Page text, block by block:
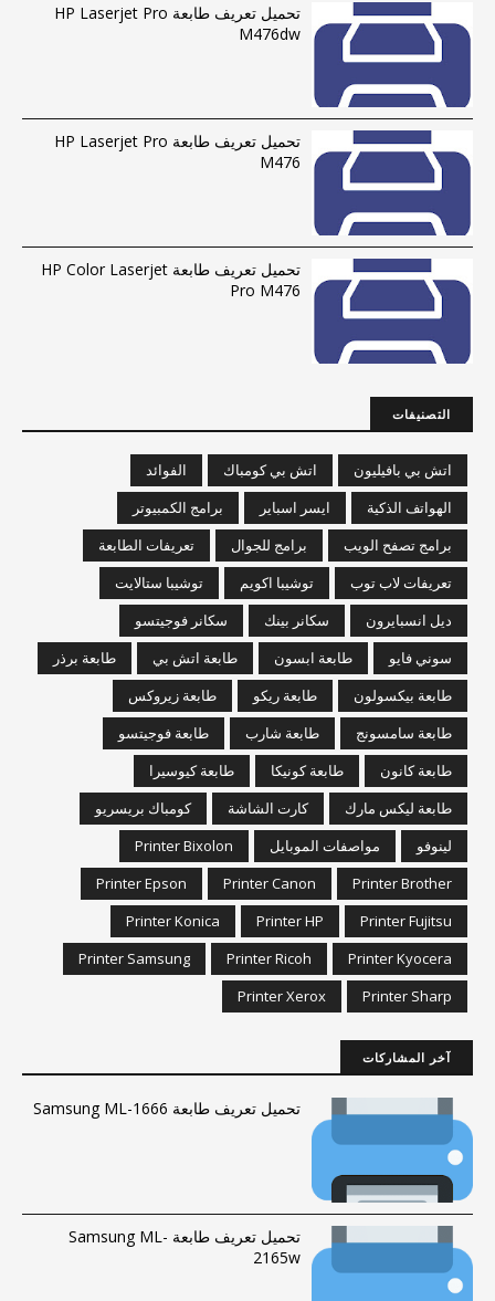
تحميل تعريف طابعة HP Laserjet Pro
M476dw
تحميل تعريف طابعة HP Laserjet Pro
M476
تحميل تعريف طابعة HP Color Laserjet
Pro M476
التصنيفات
اتش بي بافيليون اتش بي كومباك
الفوائد
الهواتف الذكية
ايسر اسباير
برامج الكمبيوتر
برامج تصفح الويب
برامج للجوال
تعريفات الطابعة
تعريفات لاب توب
توشيبا اكويم
توشيبا ستالايت
ديل انسبايرون
سكانر بينك
سكانر فوجيتسو
سوني فايو
طابعة ابسون طابعة اتش بي
طابعة برذر
طابعة بيكسولون
طابعة ريكو
طابعة زيروكس
طابعة سامسونج
طابعة شارب
طابعة فوجيتسو
طابعة كانون
طابعة كونيكا
طابعة كيوسيرا
طابعة ليكس مارك
كارت الشاشة
كومباك بريسريو
لينوفو
مواصفات الموبايل
Printer Bixolon
Printer Brother
Printer Canon
Printer Epson
Printer Fujitsu
Printer HP
Printer Konica
Printer Kyocera
Printer Ricoh
Printer Samsung
Printer Sharp
Printer Xerox
آخر المشاركات
تحميل تعريف طابعة Samsung ML-1666
تحميل تعريف طابعة Samsung ML-
2165w